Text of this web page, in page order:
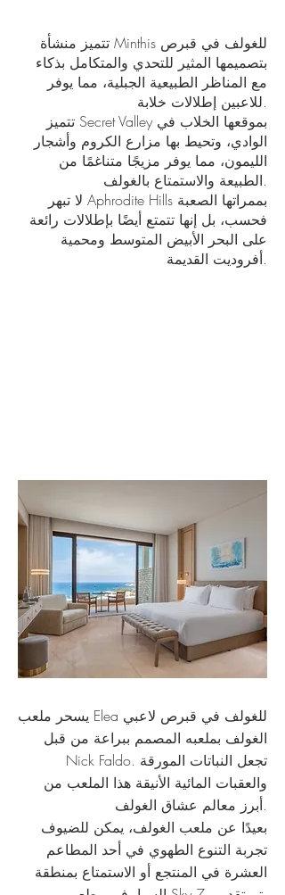
تتميز منشأة Minthis للغولف في قبرص
بتصميمها المثير للتحدي والمتكامل بذكاء
مع المناظر الطبيعية الجبلية، مما يوفر
للاعبين إطلالات خلابة.
تتميز Secret Valley بموقعها الخلاب في
الوادي، وتحيط بها مزارع الكروم وأشجار
الليمون، مما يوفر مزيجًا متناغمًا من
الطبيعة والاستمتاع بالغولف.
لا تبهر Aphrodite Hills بممراتها الصعبة
فحسب، بل إنها تتمتع أيضًا بإطلالات رائعة
على البحر الأبيض المتوسط ​​ومحمية
أفروديت القديمة.
يسحر ملعب Elea للغولف في قبرص لاعبي
الغولف بملعبه المصمم ببراعة من قبل
Nick Faldo. تجعل النباتات المورقة
والعقبات المائية الأنيقة هذا الملعب من
أبرز معالم عشاق الغولف.
بعيدًا عن ملعب الغولف، يمكن للضيوف
تجربة التنوع الطهوي في أحد المطاعم
العشرة في المنتجع أو الاستمتاع بمنطقة